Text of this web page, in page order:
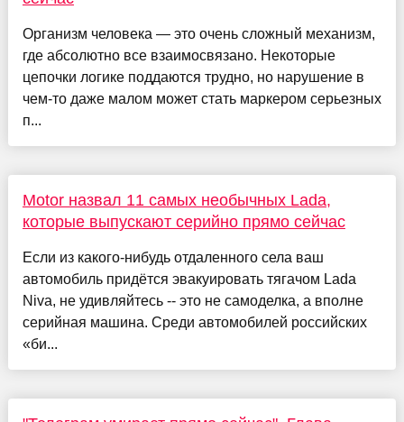
Организм человека — это очень сложный механизм,
где абсолютно все взаимосвязано. Некоторые
цепочки логике поддаются трудно, но нарушение в
чем-то даже малом может стать маркером серьезных
п...
Motor назвал 11 самых необычных Lada,
которые выпускают серийно прямо сейчас
Если из какого-нибудь отдаленного села ваш
автомобиль придётся эвакуировать тягачом Lada
Niva, не удивляйтесь -- это не самоделка, а вполне
серийная машина. Среди автомобилей российских
«би...